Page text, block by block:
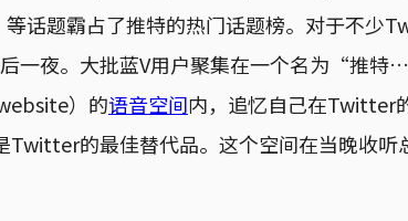
话题霸占了推特的热门话题榜。对于不少
一夜。大批蓝V用户聚集在一个名为“推特
）的语音空间内，追忆自己在Twitter
Twitter的最佳替代品。这个空间在当晚收听